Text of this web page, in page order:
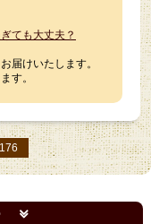
ても大丈夫？
届けいたします。
す。
176